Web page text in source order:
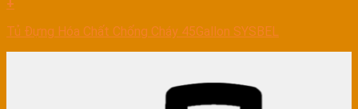
+
Tủ Đựng Hóa Chất Chống Cháy 45Gallon SYSBEL